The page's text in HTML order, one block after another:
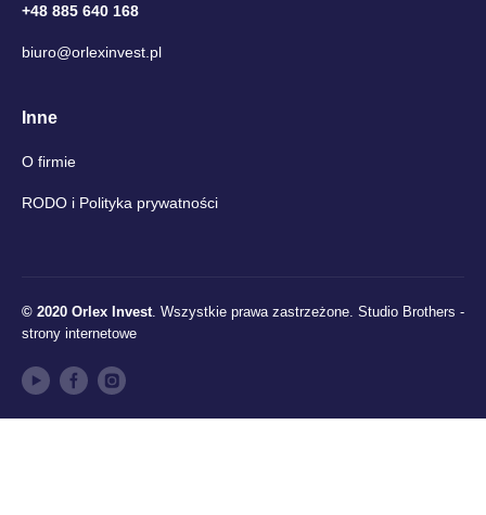
+48 885 640 168
biuro@orlexinvest.pl
Inne
O firmie
RODO i Polityka prywatności
© 2020 Orlex Invest. Wszystkie prawa zastrzeżone. Studio Brothers -
strony internetowe